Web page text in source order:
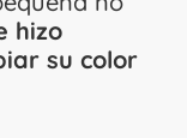
hizo
su color